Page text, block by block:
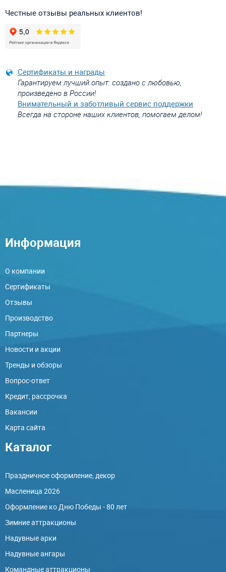
Честные отзывы реальных клиентов!
Сертификаты и награды
Гарантируем лучший опыт: создано с любовью,
произведено в России!
Внимательный и заботливый сервис поддержки
Всегда на стороне наших клиентов, помогаем делом!
Информация
О компании
Сертификаты
Отзывы
Производство
Партнеры
Новости и акции
Тренды и обзоры
Вопрос-ответ
Кредит, рассрочка
Вакансии
Карта сайта
Каталог
Праздничное оформление, декор
Масленица 2026
Оформление ко Дню Победы - 80 лет
Зимние аттракционы
Надувные арки
Надувные ангары
Командные аттракционы